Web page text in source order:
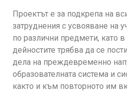
Проектът е за подкрепа на
затруднения с усвояване на
по различни предмети, като в
дейностите трябва да се
дела на преждевременно
образователната система и
както и към повторното им